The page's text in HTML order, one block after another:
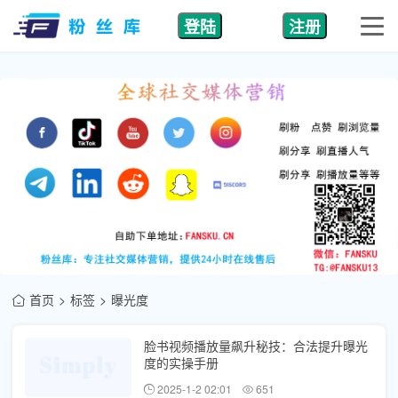
登陆 注册
首页 标签 曝光度
脸书视频播放量飙升秘技：合法提升曝光
度的实操手册
2025-1-2 02:01 651